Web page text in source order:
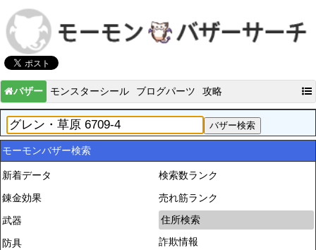
バザー モンスターシール ブログパーツ 攻略
モーモンバザー検索
新着データ
錬金効果
武器
防具
検索数ランク
売れ筋ランク
住所検索
詐欺情報